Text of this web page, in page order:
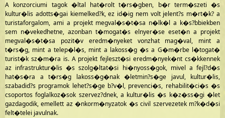
A konzorciumi tagok �ltal hat�rolt t�rs�gben, b�r term�szeti �s
kultur�lis adotts�gai kiemelked?k, ez id�ig nem volt jelent?s m�rt�k? a
turistaforgalom, ami a projekt megval�s�t�sa n�lk�l a k�s?bbiekben
sem n�vekedhetne, azonban t�mogat�s elnyer�se eset�n a projekt
megval�s�t�sa pozit�v eredm�nyeket vonzhat mag�val, mint a
t�rs�g, mint a telep�l�s, mint a lakoss�g �s a G�m�rbe l�togat�
turist�k sz�m�ra is. A projekt fejleszt�si eredm�nyek�nt cs�kkennek
az infrastruktur�lis �s szolg�ltat�si hi�nyoss�gok, mivel a fejl?d�s
hat�s�ra a t�rs�g lakoss�g�nak �letmin?s�ge javul, kultur�lis,
szabadid?s programok lehet?s�ge b?v�l, prevenci�s, rehabilit�ci�s �s
csoportos foglalkoz�sok szervez?dnek, a kultur�lis �s k�z�ss�gi �let
gazdagodik, emellett az �nkorm�nyzatok �s civil szervezetek m?k�d�si
felt�telei javulnak.